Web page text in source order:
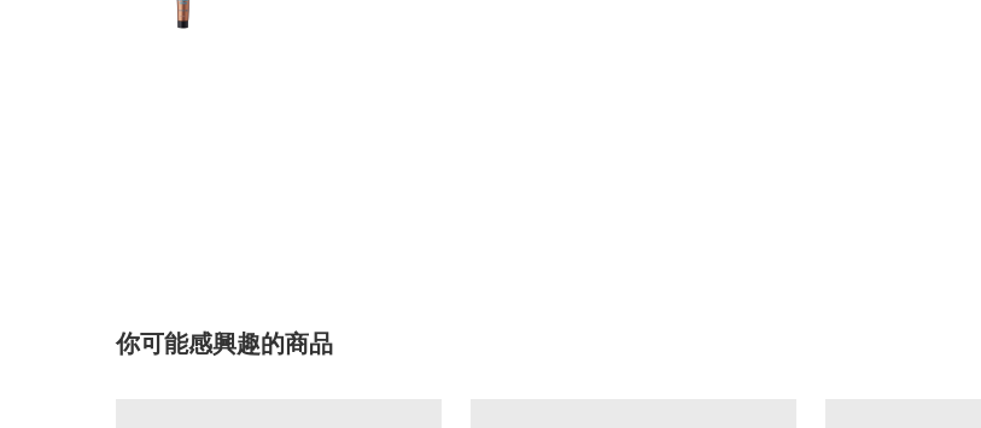
你可能感興趣的商品